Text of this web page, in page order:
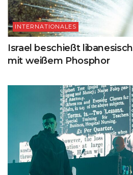
INTERNATIONALES
Israel beschießt
mit weißem Phosphor